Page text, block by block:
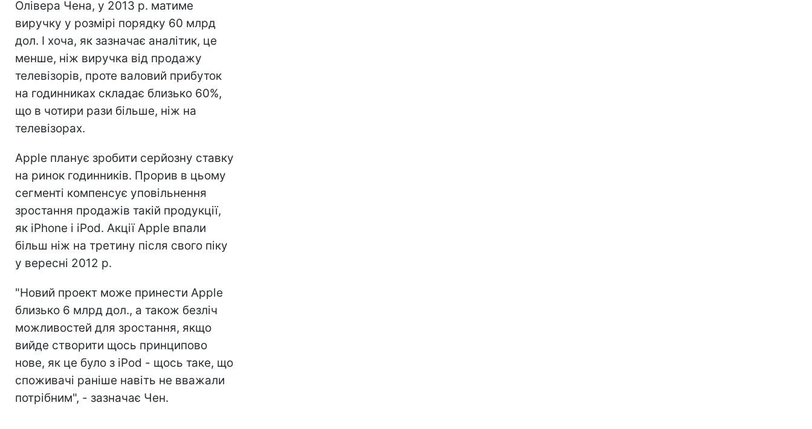
Олівера Чена, у 2013 р. матиме
виручку у розмірі порядку 60 млрд
дол. І хоча, як зазначає аналітик, це
менше, ніж виручка від продажу
телевізорів, проте валовий прибуток
на годинниках складає близько 60%,
що в чотири рази більше, ніж на
телевізорах.
Apple планує зробити серйозну ставку
на ринок годинників. Прорив в цьому
сегменті компенсує уповільнення
зростання продажів такій продукції,
як iРhone і iРod. Акції Apple впали
більш ніж на третину після свого піку
у вересні 2012 р.
"Новий проект може принести Apple
близько 6 млрд дол., а також безліч
можливостей для зростання, якщо
вийде створити щось принципово
нове, як це було з iРod - щось таке, що
споживачі раніше навіть не вважали
потрібним", - зазначає Чен.